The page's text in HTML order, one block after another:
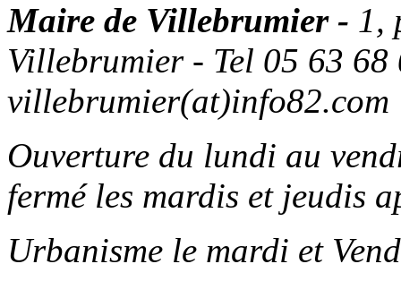
Maire de Villebrumier - 1,
Villebrumier - Tel 05 63
villebrumier(at)info82.com
Ouverture du lundi au
fermé les mardis et jeudis
Urbanisme le mardi et